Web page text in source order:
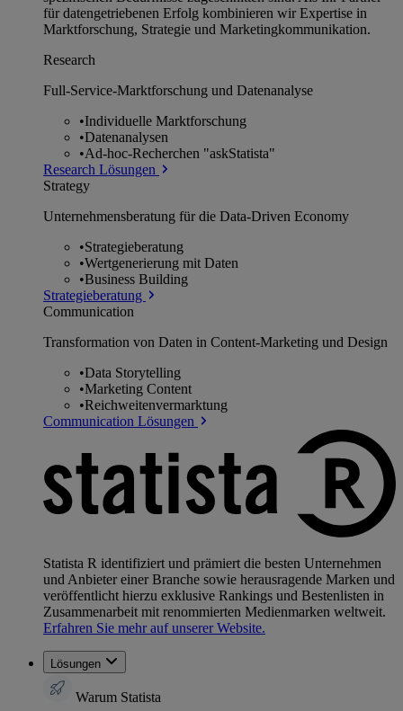
für datengetriebenen Erfolg kombinieren wir Expertise in
Marktforschung, Strategie und Marketingkommunikation.
Research
Full-Service-Marktforschung und Datenanalyse
•Individuelle Marktforschung
•Datenanalysen
•Ad-hoc-Recherchen "askStatista"
Research Lösungen
Strategy
Unternehmens­beratung für die Data-Driven Economy
•Strategieberatung
•Wertgenerierung mit Daten
•Business Building
Strategieberatung
Communication
Transformation von Daten in Content-Marketing und Design
•Data Storytelling
•Marketing Content
•Reichweitenvermarktung
Communication Lösungen
Statista R identifiziert und prämiert die besten Unternehmen
und Anbieter einer Branche sowie herausragende Marken und
veröffentlicht hierzu exklusive Rankings und Bestenlisten in
Zusammenarbeit mit renommierten Medienmarken weltweit.
Erfahren Sie mehr auf unserer Website.
Lösungen
Warum Statista